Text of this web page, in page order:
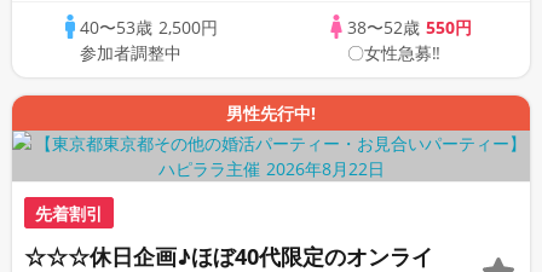
PARTY!!40〜53歳 2,500円
参加者調整中
38〜52歳 550円
〇女性急募‼
男性先行中!
先着割引
☆☆☆休日企画♪ほぼ40代限定のオンライ